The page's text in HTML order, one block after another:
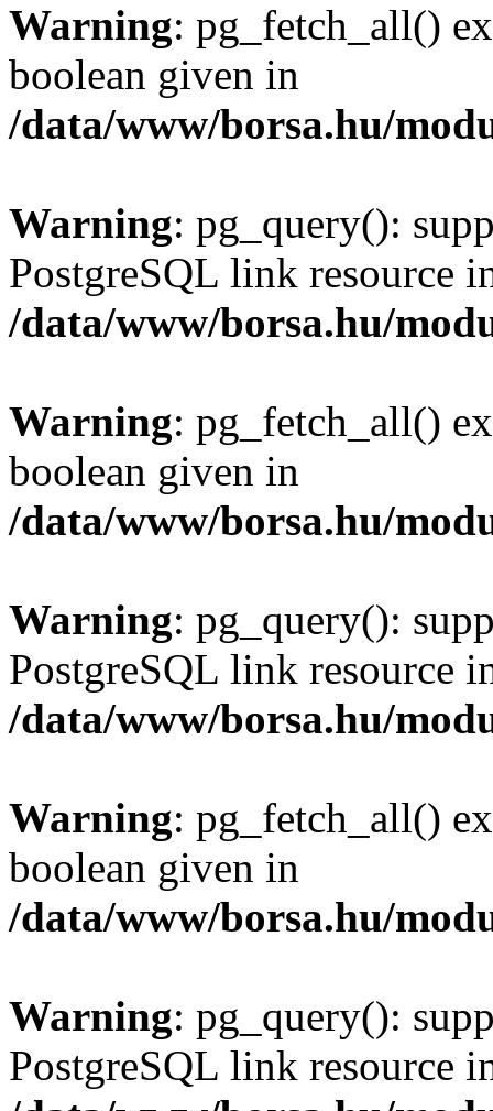
Warning: pg_fetch_all()
boolean given in
/data/www/borsa.hu/
Warning: pg_query():
PostgreSQL link resource
/data/www/borsa.hu/
Warning: pg_fetch_all()
boolean given in
/data/www/borsa.hu/
Warning: pg_query():
PostgreSQL link resource
/data/www/borsa.hu/
Warning: pg_fetch_all()
boolean given in
/data/www/borsa.hu/
Warning: pg_query():
PostgreSQL link resource